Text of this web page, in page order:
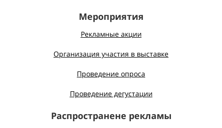
Мероприятия
Рекламные акции
Организация участия в выставке
Проведение опроса
Проведение дегустации
Распространене рекламы